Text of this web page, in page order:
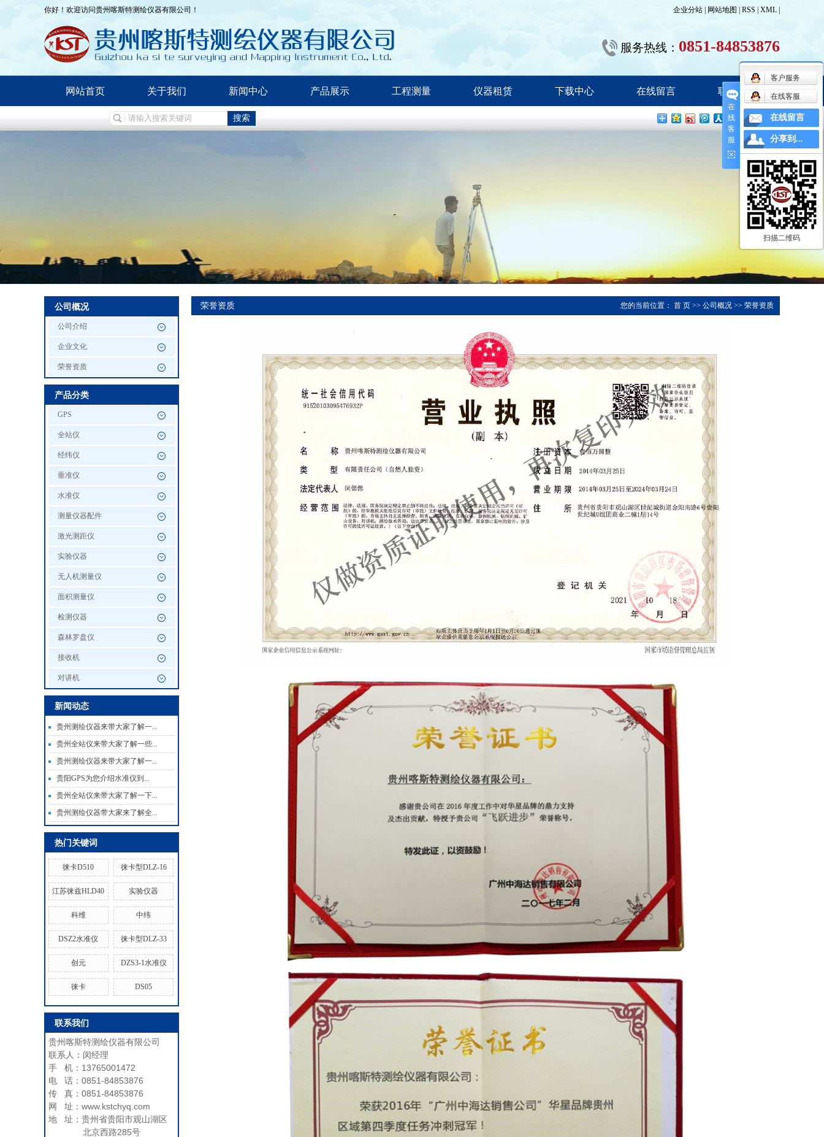
你好！欢迎访问贵州喀斯特测绘仪器有限公司！ 企业分站 网站地图 RSS XML
服务热线： 0851-84853876
网站首页 关于我们 新闻中心 产品展示 工程测量 仪器租赁 下载中心 在线留言 联系我们
公司概况
公司介绍
企业文化
荣誉资质
产品分类
GPS
全站仪
经纬仪
垂准仪
水准仪
测量仪器配件
激光测距仪
实验仪器
无人机测量仪
面积测量仪
检测仪器
森林罗盘仪
接收机
对讲机
新闻动态
贵州测绘仪器来带大家了解一...
贵州全站仪来带大家了解一些...
贵州测绘仪器来带大家了解一...
贵阳GPS为您介绍水准仪到...
贵州全站仪来带大家了解一下...
贵州测绘仪器带大家来了解全...
热门关键词
徕卡D510 徕卡型DLZ-16
江苏徕兹HLD40 实验仪器
科维 中纬
DSZ2水准仪 徕卡型DLZ-33
创元 DZS3-1水准仪
徕卡 DS05
联系我们
贵州喀斯特测绘仪器有限公司
联系人：闵经理
手 机：13765001472
电 话：0851-84853876
传 真：0851-84853876
网 址：www.kstchyq.com
地 址：贵州省贵阳市观山湖区
北京西路285号
荣誉资质 您的当前位置： 首 页 >> 公司概况 >> 荣誉资质
在
线
客
服
客户服务
在线客服
在线留言
分享到...
扫描二维码